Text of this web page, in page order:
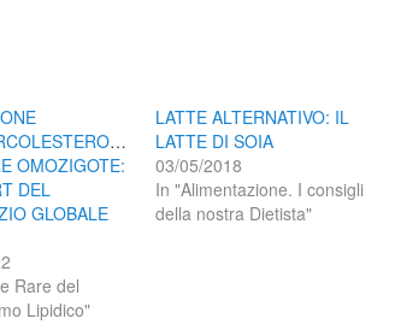
OMOZIGOTE:
DEL
GLOBALE
Rare del
Lipidico"
LATTE ALTERNATIVO: IL
LATTE DI SOIA
03/05/2018
In "Alimentazione. I consigli
della nostra Dietista"